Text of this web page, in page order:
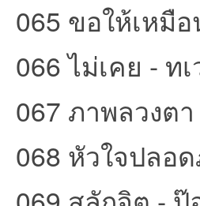
065 ขอให้เหมื
066 ไม่เคย - ท
067 ภาพลวงต
068 หัวใจปลอ